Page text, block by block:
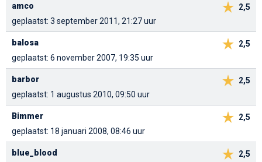
2,5
amco
geplaatst: 3 september 2011, 21:27 uur
2,5
balosa
geplaatst: 6 november 2007, 19:35 uur
2,5
barbor
geplaatst: 1 augustus 2010, 09:50 uur
2,5
Bimmer
geplaatst: 18 januari 2008, 08:46 uur
2,5
blue_blood